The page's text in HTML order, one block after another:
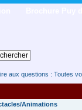
aux questions : Toutes
Animations